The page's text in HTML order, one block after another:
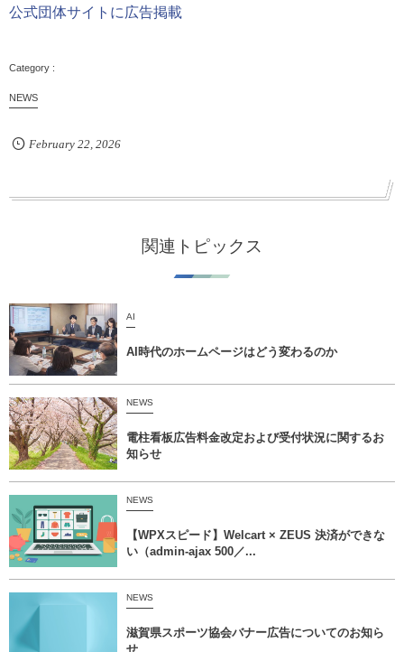
公式団体サイトに広告掲載
NEWS
February 22, 2026
関連トピックス
AI
AI時代のホームページはどう変わるのか
NEWS
電柱看板広告料金改定および受付状況に関するお
知らせ
NEWS
【WPXスピード】Welcart × ZEUS 決済ができな
い（admin-ajax 500／...
NEWS
滋賀県スポーツ協会バナー広告についてのお知ら
せ